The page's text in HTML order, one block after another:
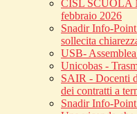
CISL SCUOLA
febbraio 2026
Snadir Info-
sollecita
USB-
Unicobas -
SAIR - Docenti
dei contratti a
Snadir Info-